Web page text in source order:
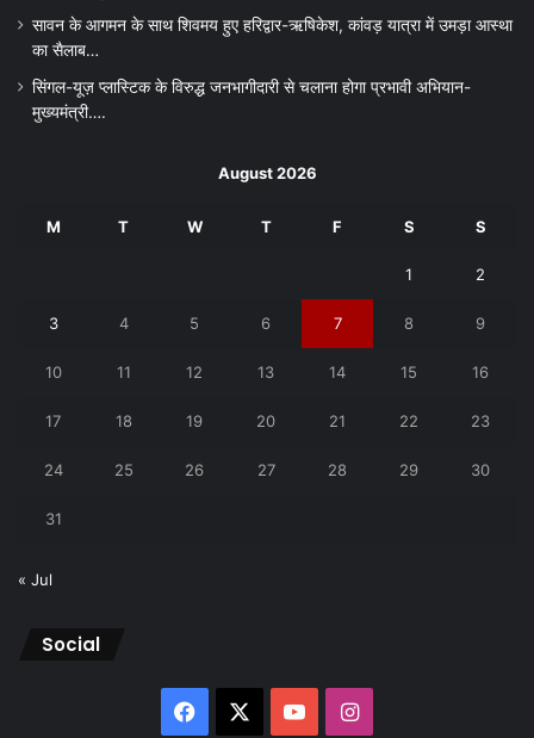
सावन के आगमन के साथ शिवमय हुए हरिद्वार-ऋषिकेश, कांवड़ यात्रा में उमड़ा आस्था
का सैलाब…
सिंगल-यूज़ प्लास्टिक के विरुद्ध जनभागीदारी से चलाना होगा प्रभावी अभियान-
मुख्यमंत्री….
August 2026
M T W T F S S
1 2
3 4 5 6 7 8 9
10 11 12 13 14 15 16
17 18 19 20 21 22 23
24 25 26 27 28 29 30
31
« Jul
Social
Facebook YouTubeInstagram